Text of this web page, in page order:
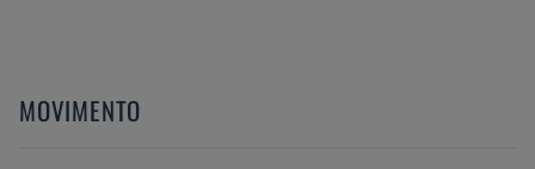
MOVIMENTO